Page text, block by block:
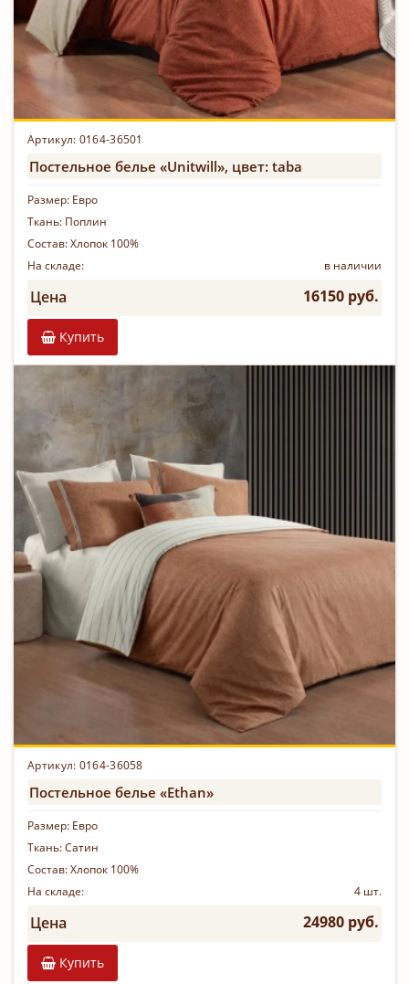
Артикул: 0164-36501
Постельное белье «Unitwill», цвет: taba
Размер: Евро
Ткань: Поплин
Состав:Хлопок 100%
На складе:
в наличии
Цена 16150 руб.
Купить
Артикул: 0164-36058
Постельное белье «Ethan»
Размер: Евро
Ткань:Сатин
Состав:Хлопок 100%
На складе:
4 шт.
Цена 24980 руб.
Купить